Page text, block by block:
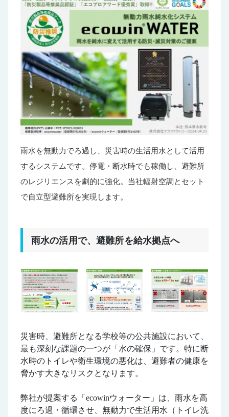
雨水を無動力でろ過し、災害時の生活用水として活用
するシステムです。停電・断水時でも稼働し、避難所
のレジリエンスを劇的に強化。当社輻射空調とセット
で自立型避難所を実現します。
雨水の活用で、避難所を給水拠点へ
災害時、避難所となる学校等の公共施設において、
最も深刻な課題の一つが「水の確保」です。特に断
水時のトイレや衛生環境の悪化は、避難者の健康を
脅かす大きなリスクとなります。
弊社が提案する「ecowinウォーター」は、雨水を高
度にろ過・循環させ、無動力で生活用水（トイレ洗